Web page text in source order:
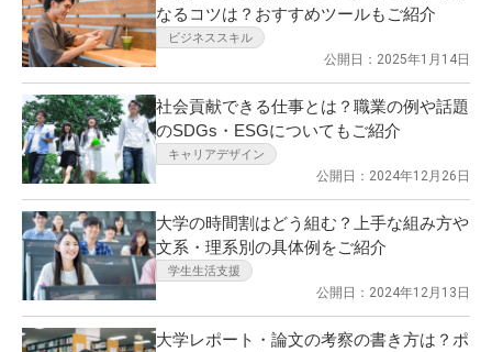
なるコツは？おすすめツールもご紹介
ビジネススキル
公開日：2025年1月14日
社会貢献できる仕事とは？職業の例や話題
のSDGs・ESGについてもご紹介
キャリアデザイン
公開日：2024年12月26日
大学の時間割はどう組む？上手な組み方や
文系・理系別の具体例をご紹介
学生生活支援
公開日：2024年12月13日
大学レポート・論文の考察の書き方は？ポ